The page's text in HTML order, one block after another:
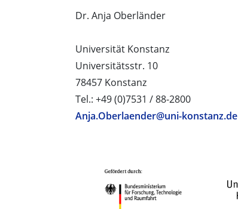
Dr. Anja Oberländer
Universität Konstanz
Universitätsstr. 10
78457 Konstanz
Tel.: +49 (0)7531 / 88-2800
Anja.Oberlaender@uni-konstanz.de